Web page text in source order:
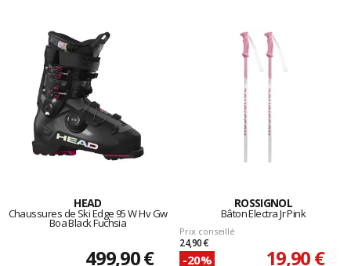
HEAD
Chaussures de Ski Edge 95 W Hv Gw
Boa Black Fuchsia
499,90 €
ROSSIGNOL
Bâton Electra Jr Pink
Prix conseillé
24,90 €
-20% 19,90 €